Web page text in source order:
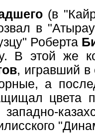
(в
в
Роберта
В этой же
, игравший
а
цвета